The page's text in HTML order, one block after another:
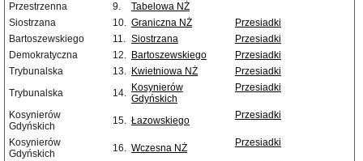
Przestrzenna
9.
Tabelowa NŻ
Siostrzana
10. Graniczna NŻ
Przesiadki
Bartoszewskiego
11. Siostrzana
Przesiadki
Demokratyczna
12. Bartoszewskiego
Przesiadki
Trybunalska
13. Kwietniowa NŻ
Przesiadki
Trybunalska
14. Kosynierów
Gdyńskich
Przesiadki
Kosynierów
Gdyńskich
15. Łazowskiego Przesiadki
Kosynierów
Gdyńskich
16. Wczesna NŻ Przesiadki